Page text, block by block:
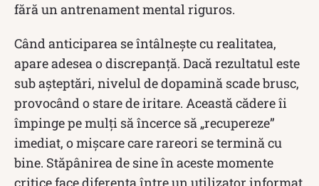
fără un antrenament mental riguros.
Când anticiparea se întâlnește cu realitatea,
apare adesea o discrepanță. Dacă rezultatul este
sub așteptări, nivelul de dopamină scade brusc,
provocând o stare de iritare. Această cădere îi
împinge pe mulți să încerce să „recupereze”
imediat, o mișcare care rareori se termină cu
bine. Stăpânirea de sine în aceste momente